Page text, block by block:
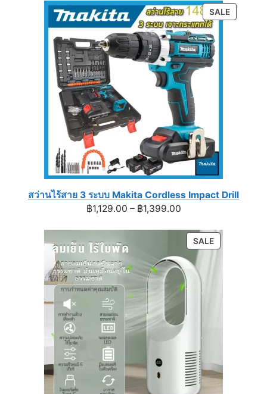
฿790.00
through
฿990.00
SALE
ON
สว่านไร้สาย 3 ระบบ Makita Cordless Impact Drill
฿1,129.00 – ฿1,399.00Price
฿1,129.00
through
฿1,399.00
SALEPRODUCT
ON